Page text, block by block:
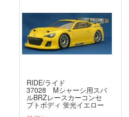
RIDE/ライド
37028 Mシャーシ用スバ
ルBRZレースカーコンセ
プトボディ 蛍光イエロー
プリント済み